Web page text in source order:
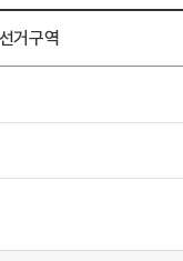
선거구역